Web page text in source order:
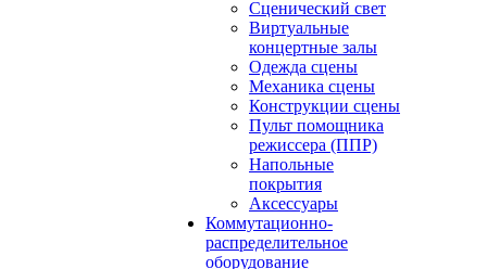
Сценический свет
Виртуальные
концертные залы
Одежда сцены
Механика сцены
Конструкции сцены
Пульт помощника
режиссера (ППР)
Напольные
покрытия
Аксессуары
Коммутационно-
распределительное
оборудование